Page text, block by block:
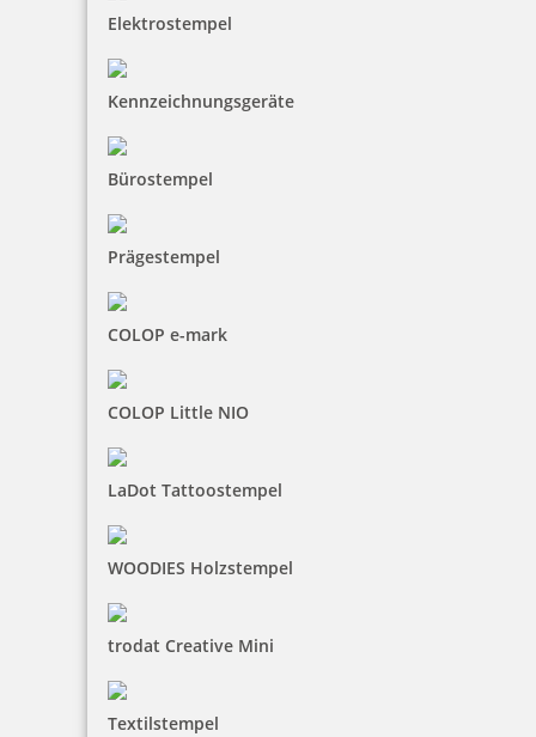
Elektrostempel
Kennzeichnungsgeräte
Bürostempel
Prägestempel
COLOP e-mark
COLOP Little NIO
LaDot Tattoostempel
WOODIES Holzstempel
trodat Creative Mini
Textilstempel